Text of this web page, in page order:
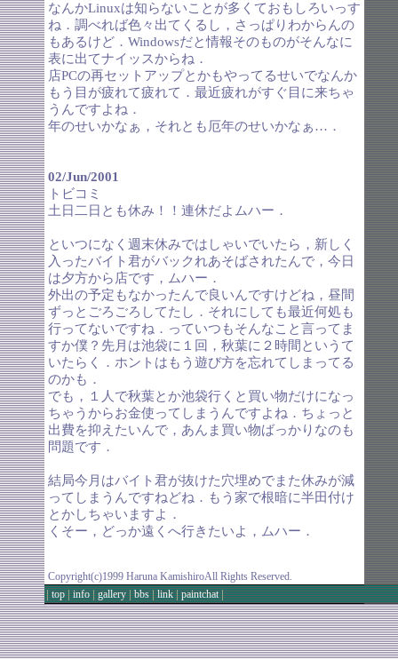
なんかLinuxは知らないことが多くておもしろいっす
ね．調べれば色々出てくるし，さっぱりわからんの
もあるけど．Windowsだと情報そのものがそんなに
表に出てナイッスからね．
店PCの再セットアップとかもやってるせいでなんか
もう目が疲れて疲れて．最近疲れがすぐ目に来ちゃ
うんですよね．
年のせいかなぁ，それとも厄年のせいかなぁ…．
02/Jun/2001
トビコミ
土日二日とも休み！！連休だよムハー．
といつになく週末休みではしゃいでいたら，新しく
入ったバイト君がバックれあそばされたんで，今日
は夕方から店です，ムハー．
外出の予定もなかったんで良いんですけどね，昼間
ずっとごろごろしてたし．それにしても最近何処も
行ってないですね．っていつもそんなこと言ってま
すか僕？先月は池袋に１回，秋葉に２時間というて
いたらく．ホントはもう遊び方を忘れてしまってる
のかも．
でも，１人で秋葉とか池袋行くと買い物だけになっ
ちゃうからお金使ってしまうんですよね．ちょっと
出費を抑えたいんで，あんま買い物ばっかりなのも
問題です．
結局今月はバイト君が抜けた穴埋めでまた休みが減
ってしまうんですねどね．もう家で根暗に半田付け
とかしちゃいますよ．
くそー，どっか遠くへ行きたいよ，ムハー．
Copyright(c)1999 Haruna KamishiroAll Rights Reserved.
|top|info|gallery|bbs|link|paintchat|